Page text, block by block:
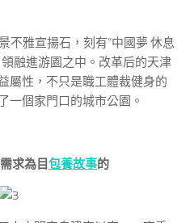
不雅宣揚石，刻有“中國夢 休息
融進游園之中。改革后的天津
屬性，不只是職工體裁健身的
一個家門口的城市公園。
求為目包養故事的